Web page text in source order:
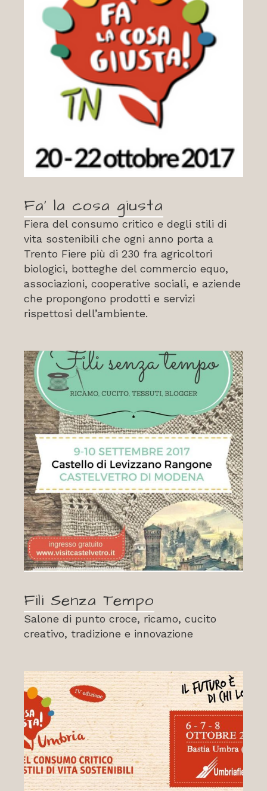
Fa’ la cosa giusta
Fiera del consumo critico e degli stili di
vita sostenibili che ogni anno porta a
Trento Fiere più di 230 fra agricoltori
biologici, botteghe del commercio equo,
associazioni, cooperative sociali, e aziende
che propongono prodotti e servizi
rispettosi dell’ambiente.
Fili Senza Tempo
Salone di punto croce, ricamo, cucito
creativo, tradizione e innovazione